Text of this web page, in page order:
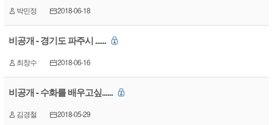
박민정 2018-06-18
비공개 - 경기도 파주시 ......
최창수 2018-06-16
비공개 - 수화를 배우고싶......
김경철 2018-05-29